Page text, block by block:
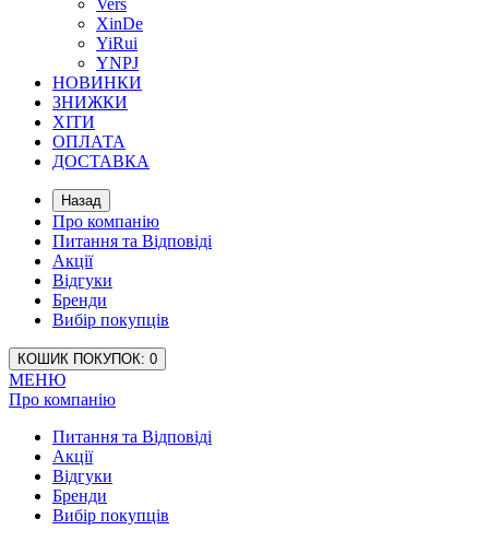
Vers
XinDe
YiRui
YNPJ
НОВИНКИ
ЗНИЖКИ
ХІТИ
ОПЛАТА
ДОСТАВКА
Назад
Про компанію
Питання та Відповіді
Акції
Відгуки
Бренди
Вибір покупців
КОШИК ПОКУПОК: 0
МЕНЮ
Про компанію
Питання та Відповіді
Акції
Відгуки
Бренди
Вибір покупців